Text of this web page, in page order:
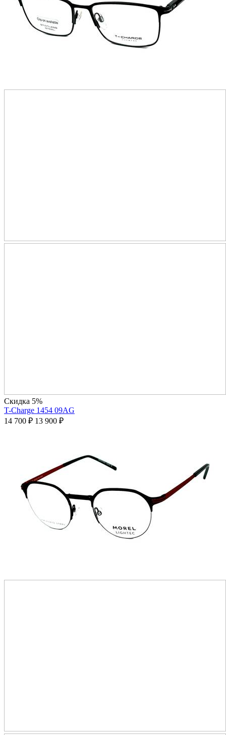
Скидка 5%
T-Charge 1454 09AG
14 700 ₽ 13 900 ₽